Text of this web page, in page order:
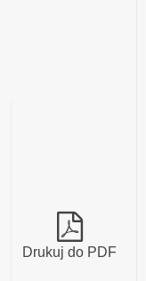
Drukuj do PDF